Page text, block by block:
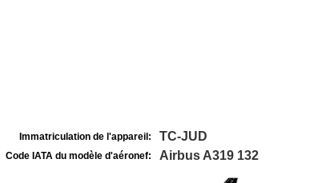
Immatriculation de l'appareil: TC-JUD
Code IATA du modèle d'aéronef: Airbus A319 132